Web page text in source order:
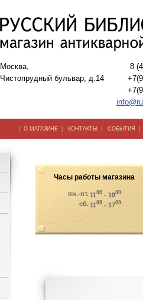
Москва,
Чистопрудный бульвар, д.14
8
| О МАГАЗИНЕ | КОНТАКТЫ | СОБЫТИЯ
Часы работы магазина
пн.-пт.1100 - 1900
сб.1100 - 1700